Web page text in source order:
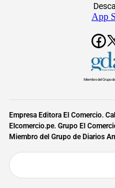
App
Miembro del Grupo
Empresa Editora El Comercio.
Elcomercio.pe. Grupo El
Miembro del Grupo de Diarios